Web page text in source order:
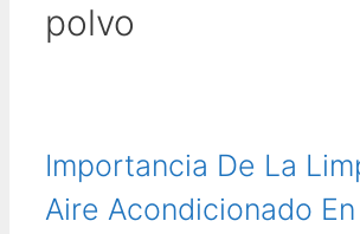
polvo
Importancia De La
Aire Acondicionado En